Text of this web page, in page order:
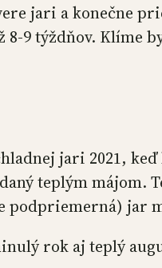
jari a konečne
9 týždňov. Klíme
jari 2021,
teplým májom.
podpriemerná) jar
rok aj teplý